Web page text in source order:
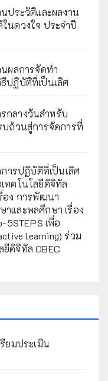
ประวัติและผลงาน
นดวงใจ ประจำปี
ผลการจัดทำ
ปฏิบัติที่เป็นเลิศ
กลางวันสำหรับ
ถ้วนสู่การจัดการที่
การปฏิบัติที่เป็นเลิศ
ทคโนโลยีดิจิทัล
อง การพัฒนา
และพลศึกษา เรื่อง
เพื่อ
learning) ร่วม
ดิจิทัล OBEC
ยมประเมิน